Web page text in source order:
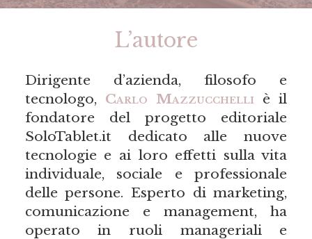
L’autore
Dirigente d’azienda, filosofo e
tecnologo, Carlo Mazzucchelli è il
fondatore del progetto editoriale
SoloTablet.it dedicato alle nuove
tecnologie e ai loro effetti sulla vita
individuale, sociale e professionale
delle persone. Esperto di marketing,
comunicazione e management, ha
operato in ruoli manageriali e